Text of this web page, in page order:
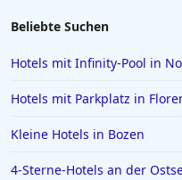
Beliebte Suchen
Hotels mit Infinity-Pool in
Hotels mit Parkplatz in
Kleine Hotels in Bozen
4-Sterne-Hotels an der